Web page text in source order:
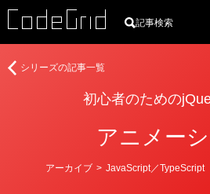
記事検索
初心者のための
アニメー
カ
アーカイブ > JavaScript／TypeScript
初
シリーズの記事一覧